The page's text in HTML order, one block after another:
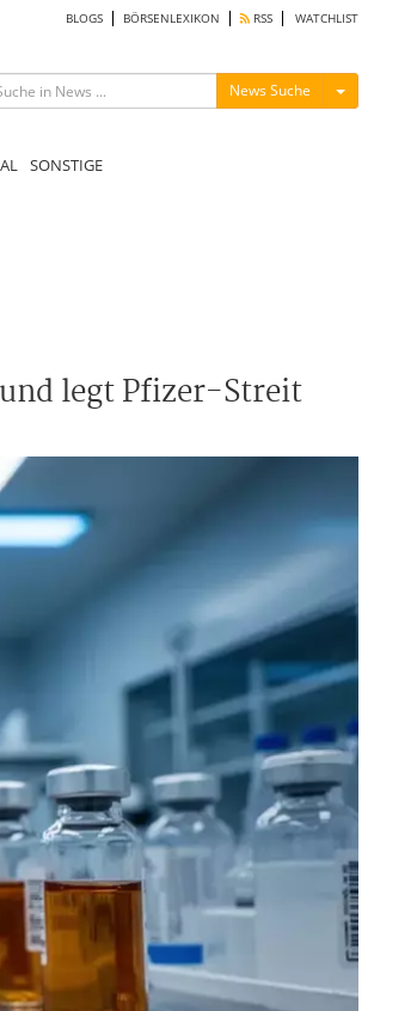
BLOGS BÖRSENLEXIKON RSS WATCHLIST
News Suche Menü ein-/
SONSTIGE
legt Pfizer-Streit